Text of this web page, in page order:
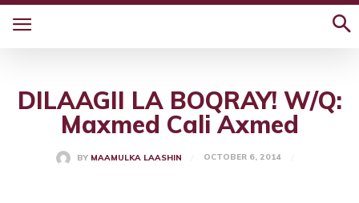
DILAAGII LA BOQRAY! W/Q:
Maxmed Cali Axmed
BY MAAMULKA LAASHIN OCTOBER 6, 2014